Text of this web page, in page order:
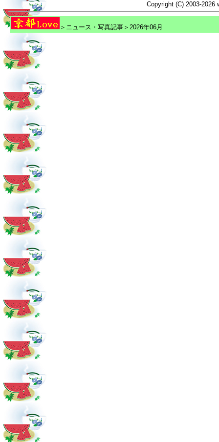
Copyright (C) 2003-2026
＞ニュース・写真記事＞2026年06月